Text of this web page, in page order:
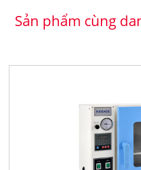
Sản phẩm cùng